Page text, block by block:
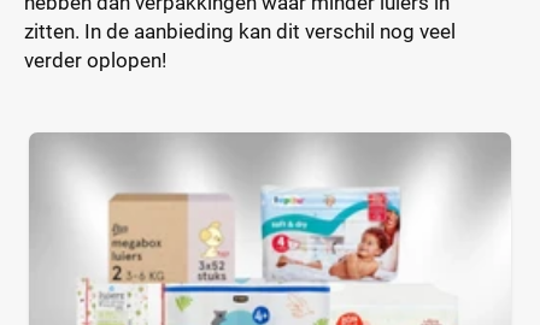
zitten. In de aanbieding kan dit verschil nog veel
verder oplopen!